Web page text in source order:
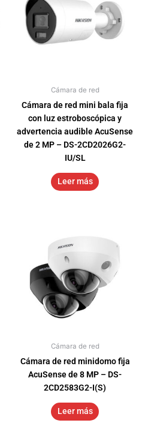
Cámara de red
Cámara de red mini bala fija
con luz estroboscópica y
advertencia audible AcuSense
de 2 MP – DS-2CD2026G2-
IU/SL
Leer más
Cámara de red
Cámara de red minidomo fija
AcuSense de 8 MP – DS-
2CD2583G2-I(S)
Leer más